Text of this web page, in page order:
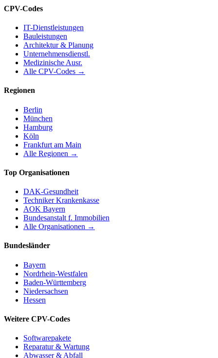
CPV-Codes
IT-Dienstleistungen
Bauleistungen
Architektur & Planung
Unternehmensdienstl.
Medizinische Ausr.
Alle CPV-Codes →
Regionen
Berlin
München
Hamburg
Köln
Frankfurt am Main
Alle Regionen →
Top Organisationen
DAK-Gesundheit
Techniker Krankenkasse
AOK Bayern
Bundesanstalt f. Immobilien
Alle Organisationen →
Bundesländer
Bayern
Nordrhein-Westfalen
Baden-Württemberg
Niedersachsen
Hessen
Weitere CPV-Codes
Softwarepakete
Reparatur & Wartung
Abwasser & Abfall